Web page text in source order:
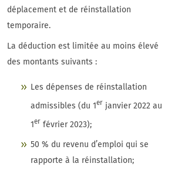
déplacement et de réinstallation
temporaire.
La déduction est limitée au moins élevé
des montants suivants :
Les dépenses de réinstallation
admissibles (du 1er janvier 2022 au
1er février 2023);
50 % du revenu d’emploi qui se
rapporte à la réinstallation;